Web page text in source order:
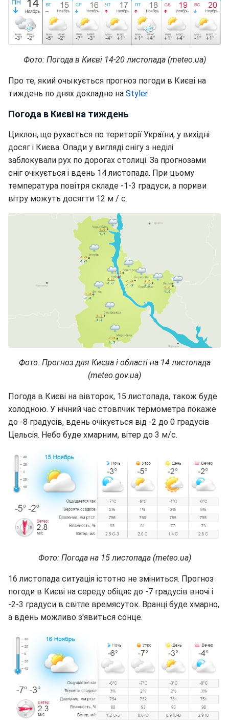
Фото: Погода в Києві 14-20 листопада (meteo.ua)
Про те, який очыкується прогноз погоди в Києві на
тиждень по днях докладно на Styler.
Погода в Києві на тиждень
Циклон, що рухається по території України, у вихідні
досяг і Києва. Опади у вигляді снігу з неділі
заблокували рух по дорогах столиці. За прогнозами
сніг очікується і вдень 14 листопада. При цьому
температура повітря складе -1-3 градуси, а пориви
вітру можуть досягти 12 м / с.
Фото: Прогноз для Києва і області на 14 листопада
(meteo.gov.ua)
Погода в Києві на вівторок, 15 листопада, також буде
холодною. У нічний час стовпчик термометра покаже
до -8 градусів, вдень очікується від -2 до 0 градусів
Цельсія. Небо буде хмарним, вітер до 3 м/с.
Фото: Погода на 15 листопада (meteo.ua)
16 листопада ситуація істотно не зміниться. Прогноз
погоди в Києві на середу обіцяє до -7 градусів вночі і
-2-3 градуси в світле времясуток. Вранці буде хмарно,
а вдень можливо з'явиться сонце.